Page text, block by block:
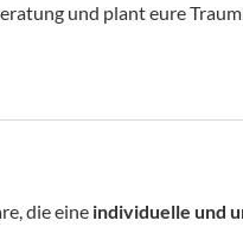
und plant eure
die eine individuelle und